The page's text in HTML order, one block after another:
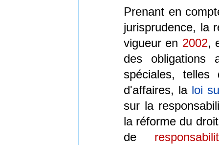
Prenant en
jurisprudence, la
vigueur en 2002,
des obligations
spéciales,
d'affaires, la loi
sur la
la réforme du
de